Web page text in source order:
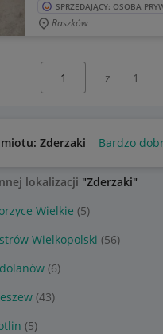
SPRZEDAJĄCY: OSOBA
Raszków
z 1
Zderzaki Bardzo
lokalizacji "Zderzaki"
Wielkie (5)
Wielkopolski (56)
(6)
(43)
(5)